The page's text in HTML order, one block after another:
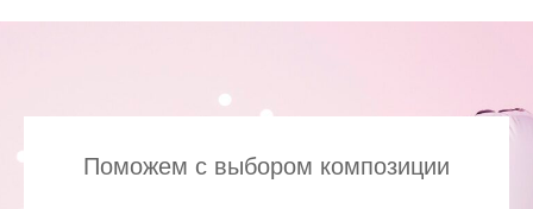
Поможем с выбором композиции